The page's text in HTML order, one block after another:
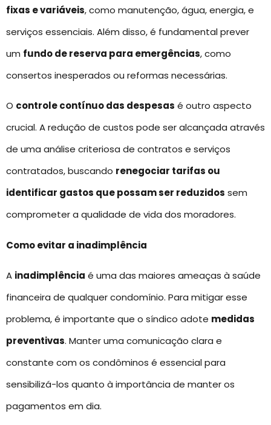
fixas e variáveis, como manutenção, água, energia, e
serviços essenciais. Além disso, é fundamental prever
um fundo de reserva para emergências, como
consertos inesperados ou reformas necessárias.
O controle contínuo das despesas é outro aspecto
crucial. A redução de custos pode ser alcançada através
de uma análise criteriosa de contratos e serviços
contratados, buscando renegociar tarifas ou
identificar gastos que possam ser reduzidos sem
comprometer a qualidade de vida dos moradores.
Como evitar a inadimplência
A inadimplência é uma das maiores ameaças à saúde
financeira de qualquer condomínio. Para mitigar esse
problema, é importante que o síndico adote medidas
preventivas. Manter uma comunicação clara e
constante com os condôminos é essencial para
sensibilizá-los quanto à importância de manter os
pagamentos em dia.